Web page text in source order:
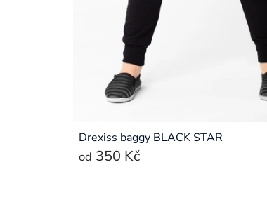
Drexiss baggy BLACK STAR
od 350 Kč